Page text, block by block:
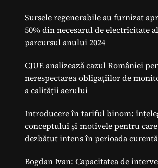
Sursele regenerabile au furnizat
50% din necesarul de electricitate
parcursul anului 2024
CJUE analizează cazul României
nerespectarea obligațiilor de
a calității aerului
Introducere în tariful binom:
conceptului și motivele pentru care
dezbătut intens în perioada curentă
Bogdan Ivan: Capacitatea de